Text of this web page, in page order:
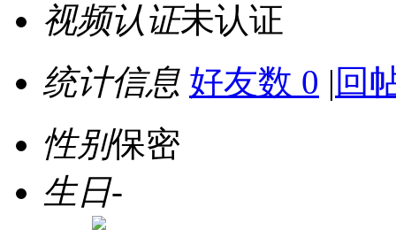
视频认证未认证
统计信息 好友数 0 | 回
性别保密
生日-